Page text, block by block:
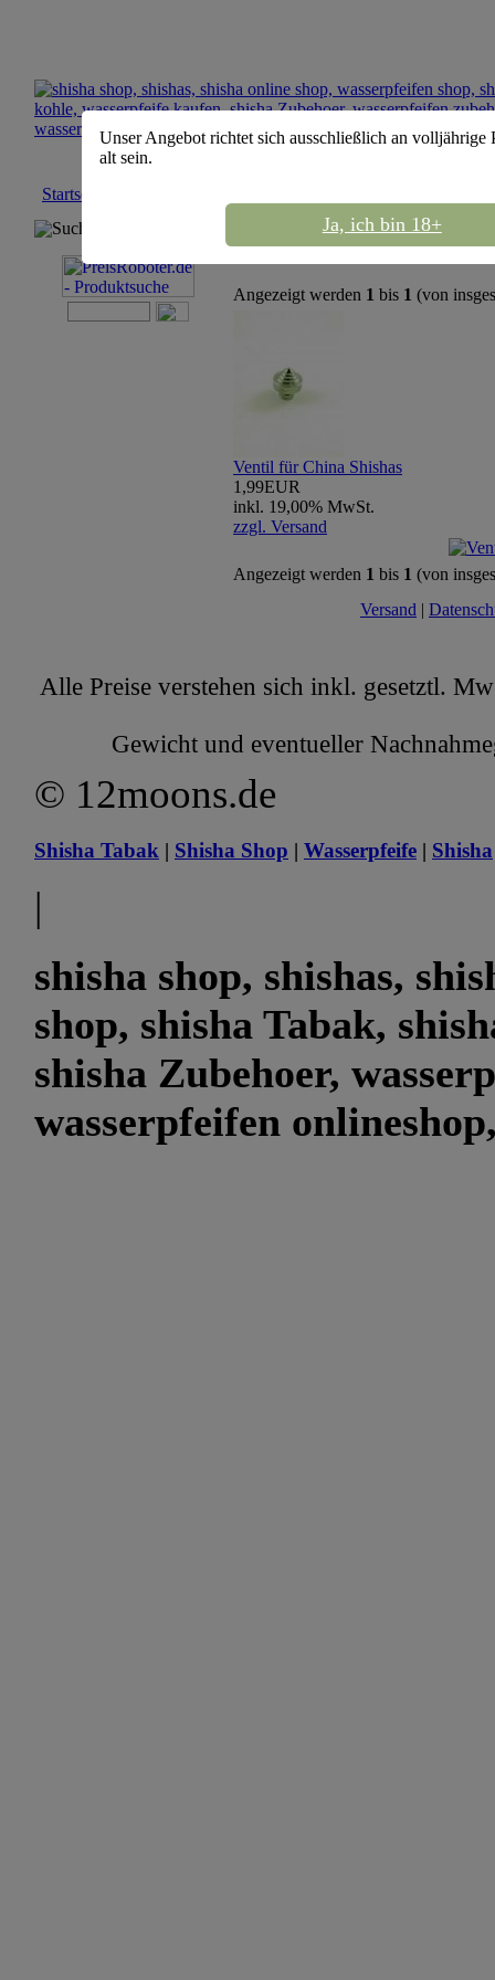
Startseite
Suchmaschine
Angezeigt werden 1 bis 1 (von
Ventil für China Shishas
1,99EUR
inkl. 19,00% MwSt.
zzgl. Versand
Angezeigt werden 1 bis 1 (von
Versand |
Alle Preise verstehen sich inkl. gesetztl.
Gewicht und eventueller
© 12moons.de
Shisha Tabak | Shisha Shop | Wasserpfeife | Shisha
|
shisha shop, shishas,
shop, shisha Tabak,
shisha Zubehoer,
wasserpfeifen
Unser Angebot richtet sich ausschließlich an volljährige
alt sein.
Ja, ich bin 18+